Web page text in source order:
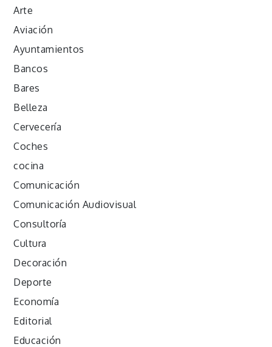
Arte
Aviación
Ayuntamientos
Bancos
Bares
Belleza
Cervecería
Coches
cocina
Comunicación
Comunicación Audiovisual
Consultoría
Cultura
Decoración
Deporte
Economía
Editorial
Educación